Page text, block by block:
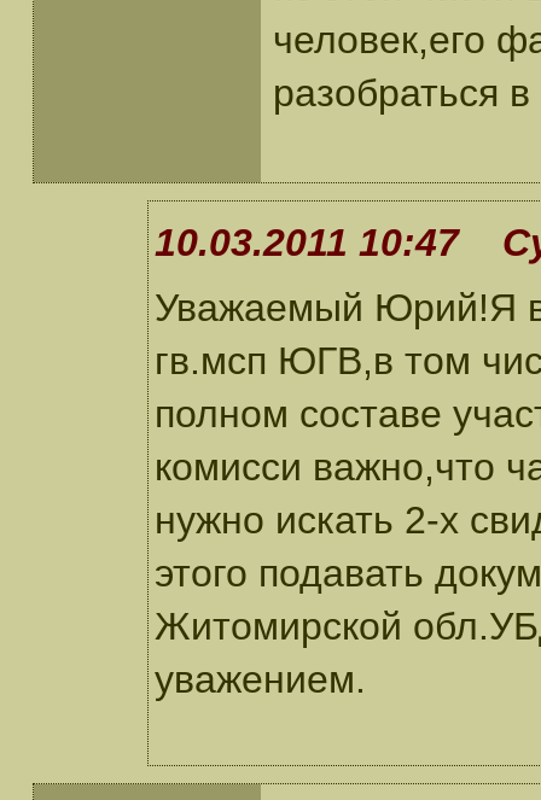
человек,его
разобраться
10.03.2011 10:47
Уважаемый Юрий!Я
гв.мсп ЮГВ,в том
полном составе
комисси важно,что
нужно искать 2-х
этого подавать
Житомирской
уважением.